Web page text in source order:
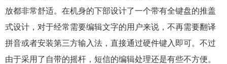
放都非常舒适。在机身的下部设计了一个带有全键盘的推盖
式设计，对于经常需要编辑文字的用户来说，不再需要翻译
拼音或者安装第三方输入法，直接通过硬件键入即可。不过
由于采用了自带的摇杆，短信的编辑处理还是有些不方便。